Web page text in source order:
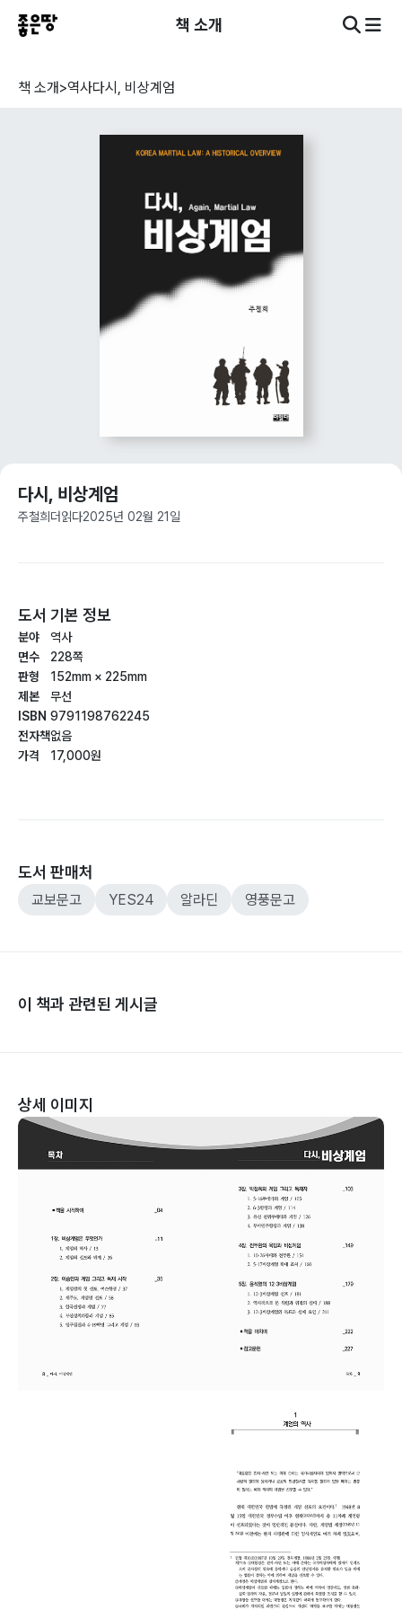
책 소개
책 소개>역사다시, 비상계엄
다시, 비상계엄
주철희 더읽다2025년 02월 21일
도서 기본 정보
분야
면수
판형
제본
ISBN
전자책
가격
역사
228쪽
152mm × 225mm
무선
9791198762245
없음
17,000원
도서 판매처
교보문고 YES24 알라딘 영풍문고
이 책과 관련된 게시글
상세 이미지